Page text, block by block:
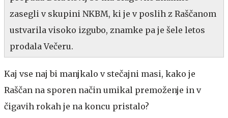
zasegli v skupini NKBM, ki je v poslih z Raščanom
ustvarila visoko izgubo, znamke pa je šele letos
prodala Večeru.
Kaj vse naj bi manjkalo v stečajni masi, kako je
Raščan na sporen način umikal premoženje in v
čigavih rokah je na koncu pristalo?